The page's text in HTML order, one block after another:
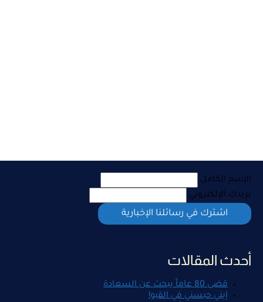
الإسم الكامل
بريدك الإلكتروني
أحدث المقالات
قضى 80 عاماً يبحث عن السعادة
إبني حبسني في القبو!